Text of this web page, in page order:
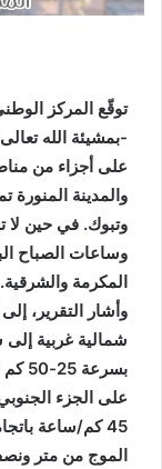
توقّع المركز
-بمشيئة الله
على أجزاء من
والمدينة
وتبوك. في حين لا
وساعات الصباح
المكرمة والشرقية.
وأشار التقرير،
شمالية غربية
45 كم/ساعة
الموج من متر